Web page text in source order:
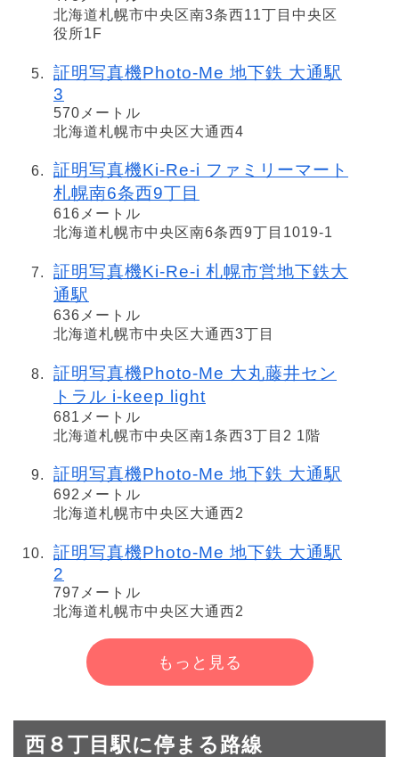
北海道札幌市中央区南3条西11丁目中央区
役所1F
証明写真機Photo-Me 地下鉄 大通駅
3
570メートル
北海道札幌市中央区大通西4
証明写真機Ki-Re-i ファミリーマート
札幌南6条西9丁目
616メートル
北海道札幌市中央区南6条西9丁目1019-1
証明写真機Ki-Re-i 札幌市営地下鉄大
通駅
636メートル
北海道札幌市中央区大通西3丁目
証明写真機Photo-Me 大丸藤井セン
トラル i-keep light
681メートル
北海道札幌市中央区南1条西3丁目2 1階
証明写真機Photo-Me 地下鉄 大通駅
692メートル
北海道札幌市中央区大通西2
証明写真機Photo-Me 地下鉄 大通駅
2
797メートル
北海道札幌市中央区大通西2
もっと見る
西８丁目駅に停まる路線